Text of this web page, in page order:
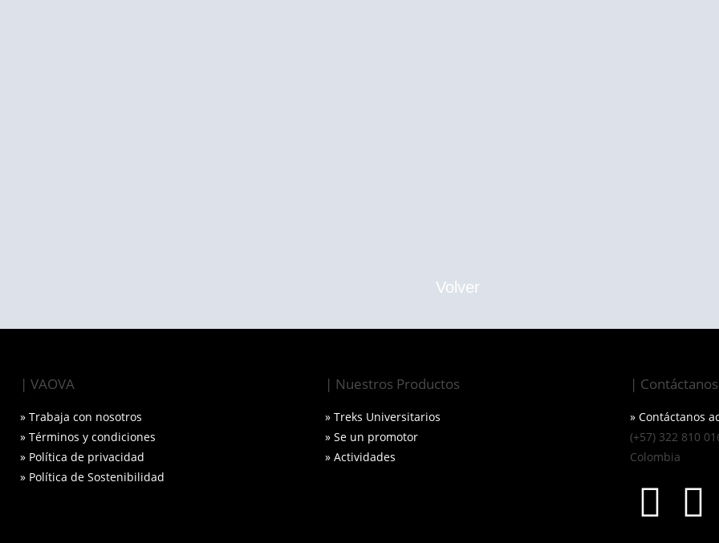
Volver
| VAOVA
» Trabaja con nosotros
» Términos y condiciones
» Política de privacidad
» Política de Sostenibilidad
| Nuestros Productos
» Treks Universitarios
» Se un promotor
» Actividades
| Contáctanos
» Contáctanos
(+57) 322 810
Colombia